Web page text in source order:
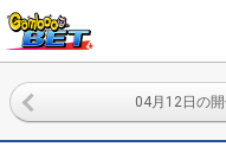
04月12日の